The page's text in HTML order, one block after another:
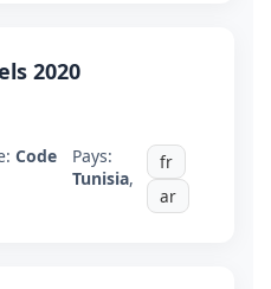
2020
Code
Pays:
Tunisia,
fr
ar